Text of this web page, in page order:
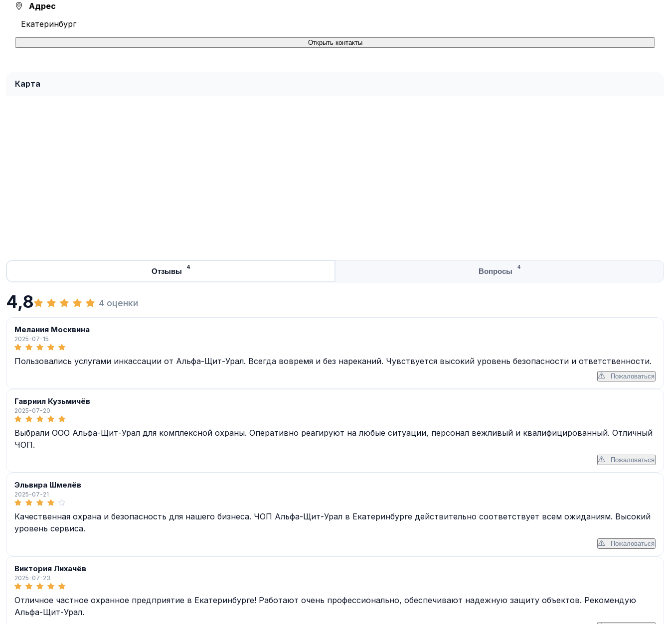
Адрес
Екатеринбург
Открыть контакты
Карта
Отзывы 4 Вопросы 4
4,8 4 оценки
Мелания Москвина
2025-07-15
Пользовались услугами инкассации от Альфа-Щит-Урал. Всегда вовремя и без нареканий. Чувствуется высокий уровень безопасности и ответственности.
Пожаловаться
Гавриил Кузьмичёв
2025-07-20
Выбрали ООО Альфа-Щит-Урал для комплексной охраны. Оперативно реагируют на любые ситуации, персонал вежливый и квалифицированный. Отличный
ЧОП.
Пожаловаться
Эльвира Шмелёв
2025-07-21
Качественная охрана и безопасность для нашего бизнеса. ЧОП Альфа-Щит-Урал в Екатеринбурге действительно соответствует всем ожиданиям. Высокий
уровень сервиса.
Пожаловаться
Виктория Лихачёв
2025-07-23
Отличное частное охранное предприятие в Екатеринбурге! Работают очень профессионально, обеспечивают надежную защиту объектов. Рекомендую
Альфа-Щит-Урал.